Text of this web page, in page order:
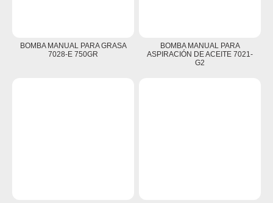
BOMBA MANUAL PARA GRASA
7028-E 750GR
BOMBA MANUAL PARA
ASPIRACIÓN DE ACEITE 7021-
G2